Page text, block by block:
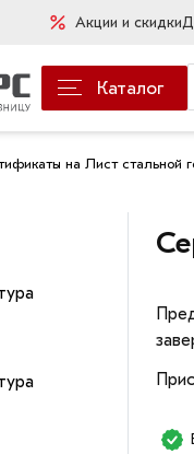
Акции и скидки
Каталог
на Лист стальной